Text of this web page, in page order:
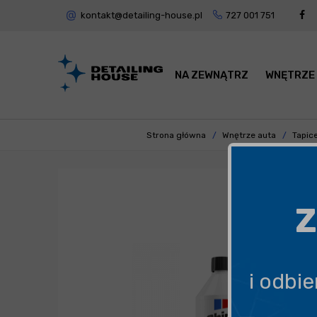
kontakt@detailing-house.pl 727 001 751
NA ZEWNĄTRZ WNĘTRZE
Strona główna Wnętrze auta
i